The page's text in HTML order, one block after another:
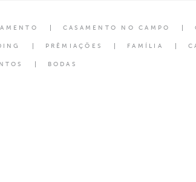
CASAMENTO NO CAMPO
PRÊMIAÇÕES FAMÍLIA
BODAS